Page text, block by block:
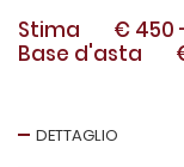
Stima € 450
Base d'asta
DETTAGLIO